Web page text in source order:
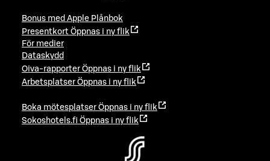
Bonus med Apple Plånbok
Presentkort Öppnas i ny flik
För medier
Dataskydd
Oiva-rapporter Öppnas i ny flik
Arbetsplatser Öppnas i ny flik
Boka mötesplatser Öppnas i ny flik
Sokoshotels.fi Öppnas i ny flik